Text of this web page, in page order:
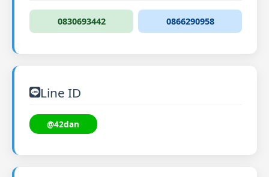
0830693442 0866290958
Line ID
@42dan